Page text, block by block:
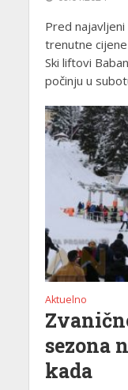
Pred
trenutne
Ski liftovi
počinju u
Aktuelno
sezona
kada